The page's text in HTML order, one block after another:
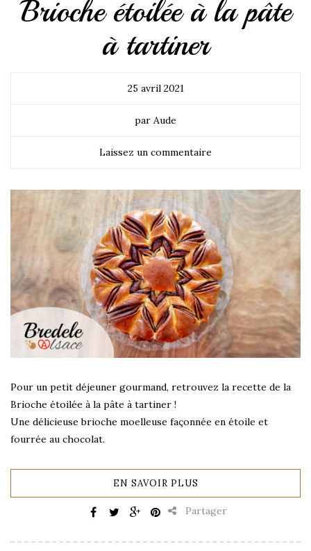
Brioche étoilée à la pâte
à tartiner
25 avril 2021
par Aude
Laissez un commentaire
Pour un petit déjeuner gourmand, retrouvez la recette de la
Brioche étoilée à la pâte à tartiner !
Une délicieuse brioche moelleuse façonnée en étoile et
fourrée au chocolat.
EN SAVOIR PLUS
Partager